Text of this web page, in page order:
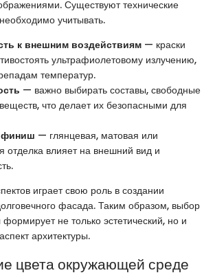
Существуют технические
учитывать.
к внешним воздействиям — краски
ультрафиолетовому излучению,
температур.
— важно выбирать составы, свободные
что делает их безопасными для
финиш — глянцевая, матовая или
отделка влияет на внешний вид и
играет свою роль в создании
фасада. Таким образом, выбор
не только эстетический, но и
архитектуры.
цвета окружающей среде